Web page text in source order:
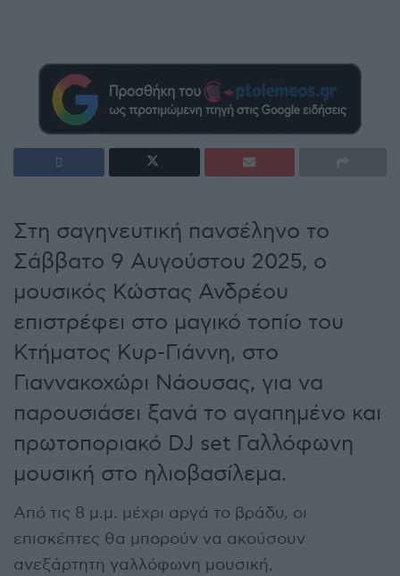
Στη σαγηνευτική πανσέληνο το
Σάββατο 9 Αυγούστου 2025, ο
μουσικός Κώστας Ανδρέου
επιστρέφει στο μαγικό τοπίο του
Κτήματος Κυρ-Γιάννη, στο
Γιαννακοχώρι Νάουσας, για να
παρουσιάσει ξανά το αγαπημένο και
πρωτοποριακό DJ set Γαλλόφωνη
μουσική στο ηλιοβασίλεμα.
Από τις 8 μ.μ. μέχρι αργά το βράδυ, οι
επισκέπτες θα μπορούν να ακούσουν
ανεξάρτητη γαλλόφωνη μουσική,